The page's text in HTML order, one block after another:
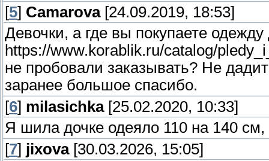
[5] Camarova[24.09.2019, 18:53]
Девочки, а где вы покупаете
https://www.korablik.ru/catalog/
не пробовали заказывать? Не
заранее большое спасибо.
[6] milasichka[25.02.2020, 10:33]
Я шила дочке одеяло 110 на 140
[7] jixova[30.03.2026, 15:05]